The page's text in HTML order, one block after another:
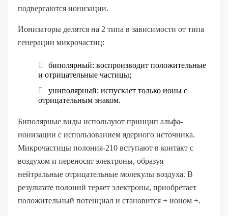
подвергаются ионизации.
Ионизаторы делятся на 2 типа в зависимости от типа
генерации микрочастиц:
биполярный: воспроизводит положительные
и отрицательные частицы;
униполярный: испускает только ионы с
отрицательным знаком.
Биполярные виды используют принцип альфа-
ионизации с использованием ядерного источника.
Микрочастицы полония-210 вступают в контакт с
воздухом и переносят электроны, образуя
нейтральные отрицательные молекулы воздуха. В
результате полоний теряет электроны, приобретает
положительный потенциал и становится + ионом +.